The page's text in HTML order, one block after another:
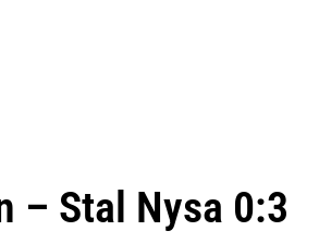
– Stal Nysa 0:3